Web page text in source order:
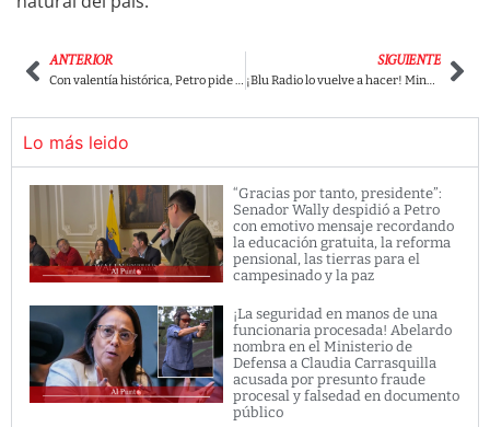
ANTERIOR
Con valentía histórica, Petro pide perdón en Haití por el magnicidio del presidente Jovenel Moïse
SIGUIENTE
¡Blu Radio lo vuelve a hacer! MinEducación sale a desmentir lo dicho por la emisora sobre la situación educativa en el Catatumbo
Lo más leido
“Gracias por tanto, presidente”:
Senador Wally despidió a Petro
con emotivo mensaje recordando
la educación gratuita, la reforma
pensional, las tierras para el
campesinado y la paz
¡La seguridad en manos de una
funcionaria procesada! Abelardo
nombra en el Ministerio de
Defensa a Claudia Carrasquilla
acusada por presunto fraude
procesal y falsedad en documento
público